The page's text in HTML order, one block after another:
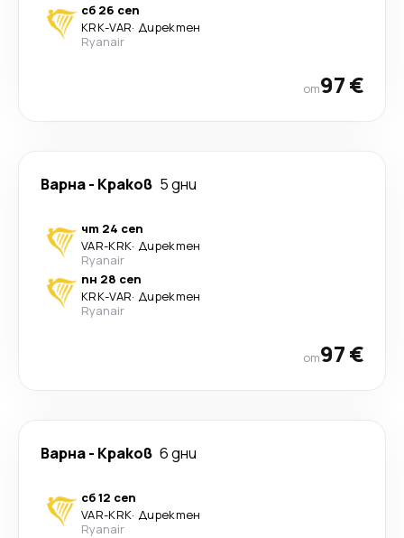
сб 26 сеп
KRK-VAR· Директен
Ryanair
от97 €
Варна- Краков 5 дни
чт 24 сеп
VAR-KRK· Директен
Ryanair
пн 28 сеп
KRK-VAR· Директен
Ryanair
от97 €
Варна- Краков 6 дни
сб 12 сеп
VAR-KRK· Директен
Ryanair